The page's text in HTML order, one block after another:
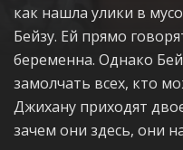
как нашла улики в
Бейзу. Ей прямо
беременна. Однако
замолчать всех, кто
Джихану приходят
зачем они здесь, они